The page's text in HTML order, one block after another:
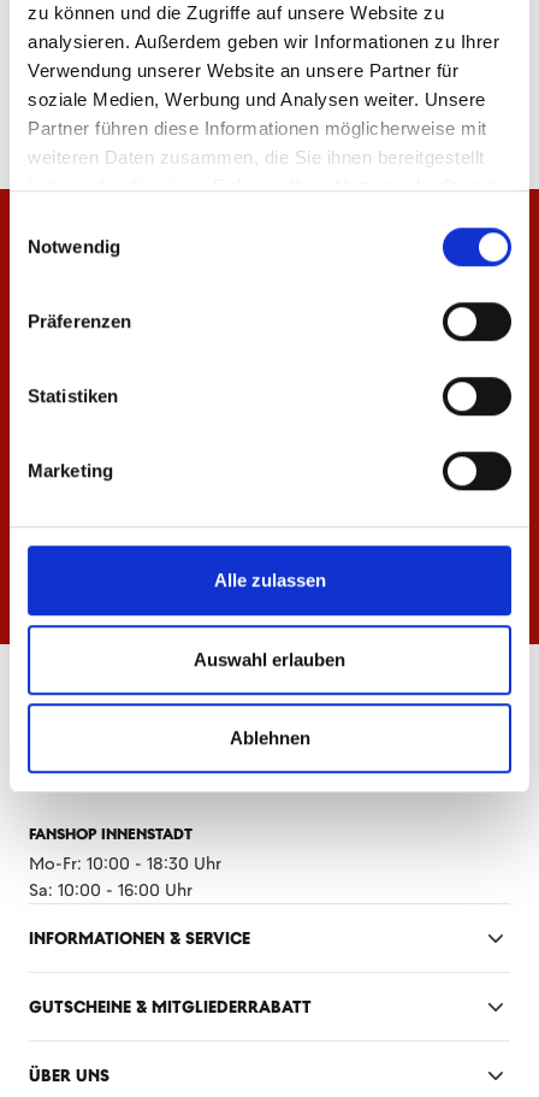
zu können und die Zugriffe auf unsere Website zu
analysieren. Außerdem geben wir Informationen zu Ihrer
Verwendung unserer Website an unsere Partner für
soziale Medien, Werbung und Analysen weiter. Unsere
Partner führen diese Informationen möglicherweise mit
weiteren Daten zusammen, die Sie ihnen bereitgestellt
haben oder die sie im Rahmen Ihrer Nutzung der Dienste
Notwendig
Präferenzen
Statistiken
Marketing
Alle zulassen
Auswahl erlauben
Ablehnen
Produktdetails
Sa: 10:00 - 14:00 Uhr
FANSHOP INNENSTADT
Mo-Fr: 10:00 - 18:30 Uhr
Sa: 10:00 - 16:00 Uhr
INFORMATIONEN & SERVICE
GUTSCHEINE & MITGLIEDERRABATT
ÜBER UNS